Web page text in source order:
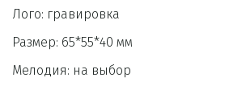
Лого: гравировка
Размер:
Мелодия: на выбор